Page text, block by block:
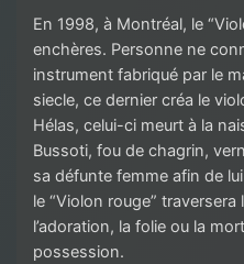
En 1998, à Montréal, le
enchères. Personne ne
instrument fabriqué par le
siecle, ce dernier créa le
Hélas, celui-ci meurt à la
Bussoti, fou de chagrin,
sa défunte femme afin de
le “Violon rouge”
l’adoration, la folie ou la
possession.